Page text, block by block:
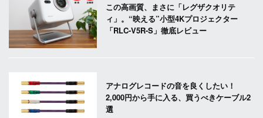
この高画質、まさに「レグザクオリテ
ィ」。“映える”小型4Kプロジェクター
「RLC-V5R-S」徹底レビュー
アナログレコードの音を良くしたい！
2,000円から手に入る、買うべきケーブル2
選